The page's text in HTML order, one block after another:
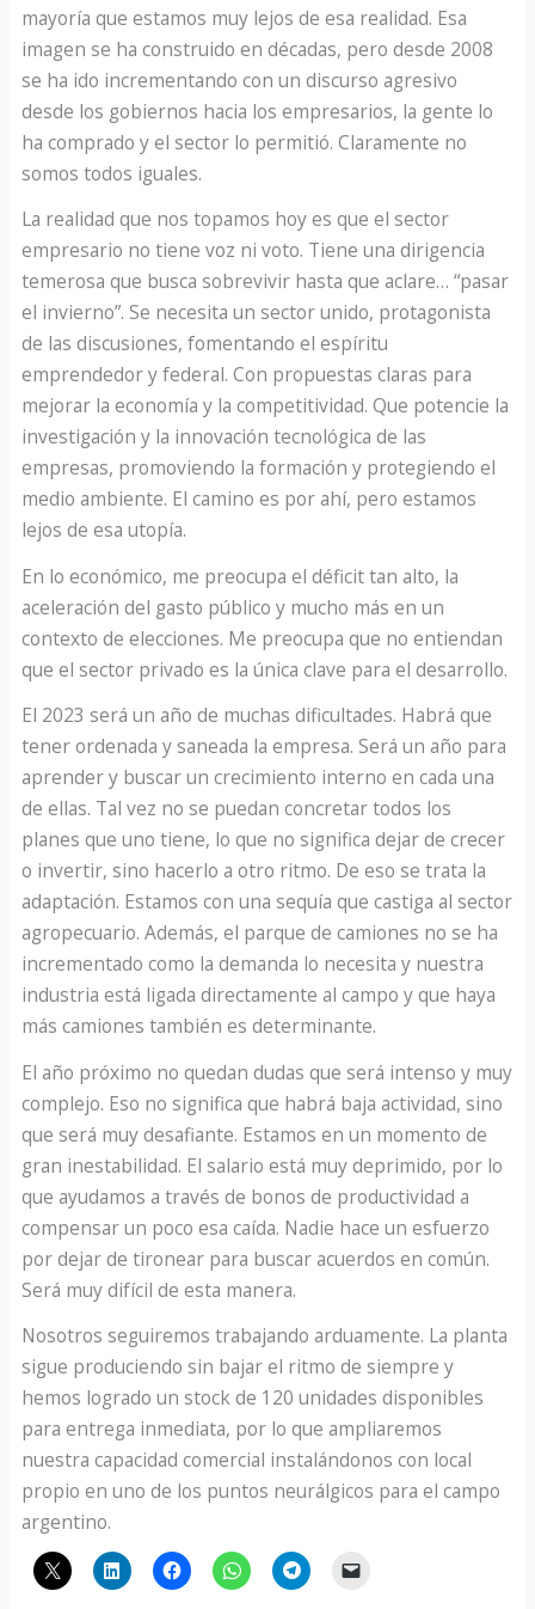
mayoría que estamos muy lejos de esa realidad. Esa
imagen se ha construido en décadas, pero desde 2008
se ha ido incrementando con un discurso agresivo
desde los gobiernos hacia los empresarios, la gente lo
ha comprado y el sector lo permitió. Claramente no
somos todos iguales.
La realidad que nos topamos hoy es que el sector
empresario no tiene voz ni voto. Tiene una dirigencia
temerosa que busca sobrevivir hasta que aclare… “pasar
el invierno”. Se necesita un sector unido, protagonista
de las discusiones, fomentando el espíritu
emprendedor y federal. Con propuestas claras para
mejorar la economía y la competitividad. Que potencie la
investigación y la innovación tecnológica de las
empresas, promoviendo la formación y protegiendo el
medio ambiente. El camino es por ahí, pero estamos
lejos de esa utopía.
En lo económico, me preocupa el déficit tan alto, la
aceleración del gasto público y mucho más en un
contexto de elecciones. Me preocupa que no entiendan
que el sector privado es la única clave para el desarrollo.
El 2023 será un año de muchas dificultades. Habrá que
tener ordenada y saneada la empresa. Será un año para
aprender y buscar un crecimiento interno en cada una
de ellas. Tal vez no se puedan concretar todos los
planes que uno tiene, lo que no significa dejar de crecer
o invertir, sino hacerlo a otro ritmo. De eso se trata la
adaptación. Estamos con una sequía que castiga al sector
agropecuario. Además, el parque de camiones no se ha
incrementado como la demanda lo necesita y nuestra
industria está ligada directamente al campo y que haya
más camiones también es determinante.
El año próximo no quedan dudas que será intenso y muy
complejo. Eso no significa que habrá baja actividad, sino
que será muy desafiante. Estamos en un momento de
gran inestabilidad. El salario está muy deprimido, por lo
que ayudamos a través de bonos de productividad a
compensar un poco esa caída. Nadie hace un esfuerzo
por dejar de tironear para buscar acuerdos en común.
Será muy difícil de esta manera.
Nosotros seguiremos trabajando arduamente. La planta
sigue produciendo sin bajar el ritmo de siempre y
hemos logrado un stock de 120 unidades disponibles
para entrega inmediata, por lo que ampliaremos
nuestra capacidad comercial instalándonos con local
propio en uno de los puntos neurálgicos para el campo
argentino.